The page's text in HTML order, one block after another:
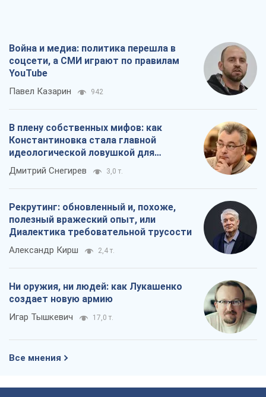
Война и медиа: политика перешла в
соцсети, а СМИ играют по правилам
YouTube
Павел Казарин 942
В плену собственных мифов: как
Константиновка стала главной
идеологической ловушкой для
российских оккупантов
Дмитрий Снегирев 3,0 т.
Рекрутинг: обновленный и, похоже,
полезный вражеский опыт, или
Диалектика требовательной трусости
Александр Кирш 2,4 т.
Ни оружия, ни людей: как Лукашенко
создает новую армию
Игар Тышкевич 17,0 т.
Все мнения